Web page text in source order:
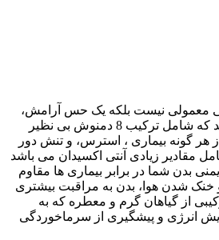
معمولی نیست بلکه یک حس آرامش،
سلامتی ، و انرژی می باشد که شامل ترکیب 8 دمنوش بی نظیر
هر گونه بیماری ، استرس، و تنش دور
مقادیر زیادی آنتی اکسیدان می باشد
بدن شما در برابر بیماری ها مقاوم
خنک شدن هوا، بدن به مراقبت بیشتری
از گیاهان گرم و معطره که به
انرژی و پیشگیری از سرماخوردگی